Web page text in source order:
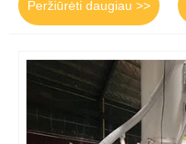
Peržiūrėti daugiau >>